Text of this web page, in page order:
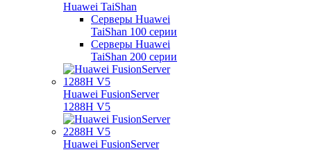
Huawei TaiShan
Серверы Huawei
TaiShan 100 серии
Серверы Huawei
TaiShan 200 серии
Huawei FusionServer
1288H V5
Huawei FusionServer